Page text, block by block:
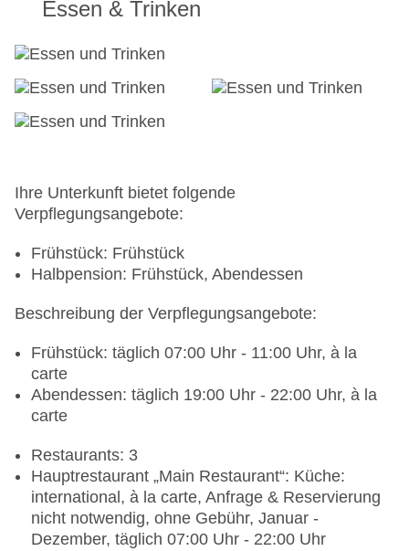
gegen Gebühr, Sprachen: englisch, französisch
Tagungseinrichtungen: Konferenzräume: 1,
klimatisierte Tagungsräume, Tagungsequipment:
gegen Gebühr, Coffee Breaks: gegen Gebühr
Landeskategorie: 6 Sterne
Essen & Trinken
Ihre Unterkunft bietet folgende
Verpflegungsangebote:
Frühstück: Frühstück
Halbpension: Frühstück, Abendessen
Beschreibung der Verpflegungsangebote:
Frühstück: täglich 07:00 Uhr - 11:00 Uhr, à la
carte
Abendessen: täglich 19:00 Uhr - 22:00 Uhr, à la
carte
Restaurants: 3
Hauptrestaurant „Main Restaurant“: Küche:
international, à la carte, Anfrage & Reservierung
nicht notwendig, ohne Gebühr, Januar -
Dezember, täglich 07:00 Uhr - 22:00 Uhr